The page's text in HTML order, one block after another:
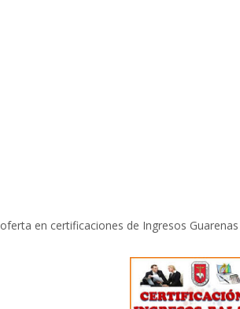
oferta en certificaciones de Ingresos